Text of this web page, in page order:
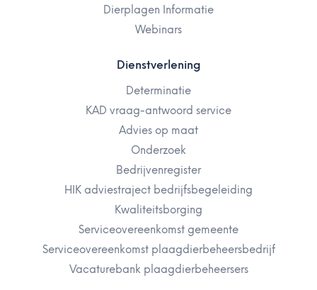
Dierplagen Informatie
Webinars
Dienstverlening
Determinatie
KAD vraag-antwoord service
Advies op maat
Onderzoek
Bedrijvenregister
HIK adviestraject bedrijfsbegeleiding
Kwaliteitsborging
Serviceovereenkomst gemeente
Serviceovereenkomst plaagdierbeheersbedrijf
Vacaturebank plaagdierbeheersers